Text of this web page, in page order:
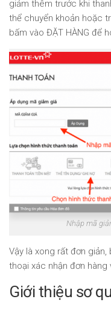
giảm thêm trước khi
thể chuyển khoản hoặc
bấm vào ĐẶT HÀNG để
Nhập mã
Vậy là xong rất đơn
thoại xác nhận đơn hàng
Giới thiệu sơ